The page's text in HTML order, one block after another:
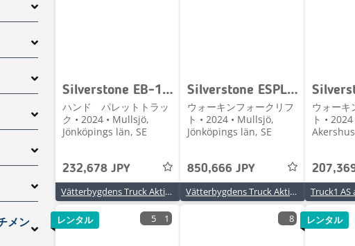
メン
Silverstone EB-1025, 2500 mm
ハンド パレットトラッ
ク • 2024 • Mullsjö,
Jönköpings län, SE
232,678 JPY
Vätterbygdens Truck Aktiebolag
Silverstone ESPL1240, 4000 mm
ウォーキンフォークリフ
ト • 2024 • Mullsjö,
Jönköpings län, SE
850,666 JPY
Vätterbygdens Truck Aktiebolag
ウォーキ
ト •
5 1
レンタル 8 レンタル